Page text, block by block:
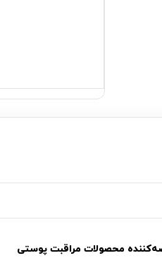
محصولات مراقبت پوستی